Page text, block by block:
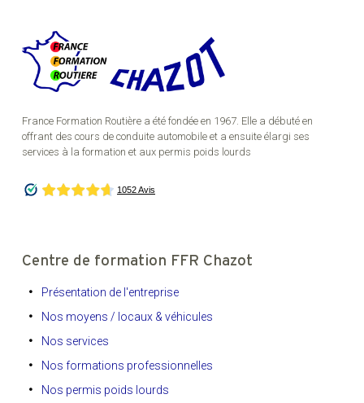
France Formation Routière a été fondée en 1967. Elle a débuté en
offrant des cours de conduite automobile et a ensuite élargi ses
services à la formation et aux permis poids lourds
Centre de formation FFR Chazot
Présentation de l'entreprise
Nos moyens / locaux & véhicules
Nos services
Nos formations professionnelles
Nos permis poids lourds